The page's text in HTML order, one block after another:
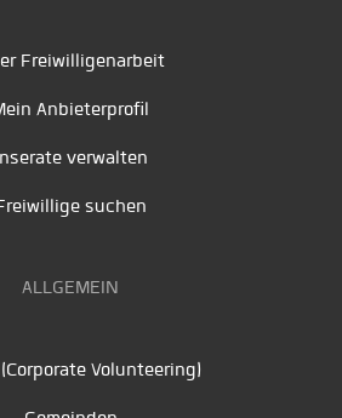
Freiwilligenarbeit
Anbieterprofil
verwalten
suchen
ALLGEMEIN
Volunteering)